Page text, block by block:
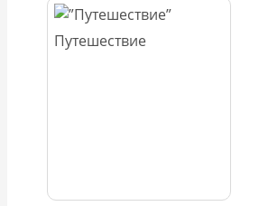
Путешествие